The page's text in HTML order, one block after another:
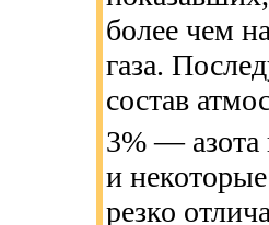
более чем
газа.
состав
3% — азота
и
резко